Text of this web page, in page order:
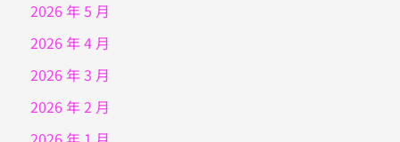
2026 年 5 月
2026 年 4 月
2026 年 3 月
2026 年 2 月